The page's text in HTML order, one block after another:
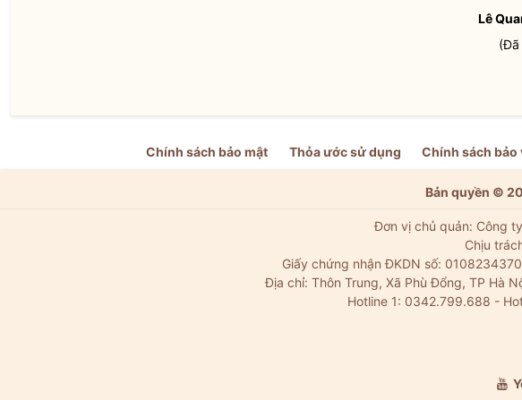
Lê
(Đã
Chính sách bảo mật Thỏa ước sử dụng Chính sách bảo
Bản quyền ©
Đơn vị chủ quản: Công
Chịu
Giấy chứng nhận ĐKDN số:
Địa chỉ: Thôn Trung, Xã Phù Đổng, TP Hà
Hotline 1: 0342.799.688 -